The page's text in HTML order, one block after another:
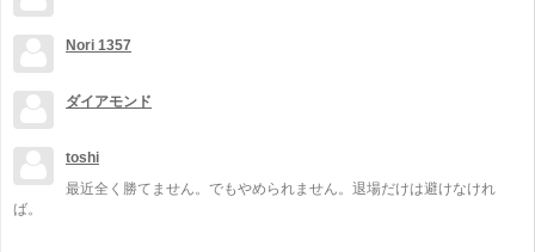
Nori 1357
ダイアモンド
toshi
最近全く勝てません。でもやめられません。退場だけは避けなけれ
ば。